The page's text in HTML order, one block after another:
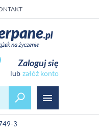
Zaloguj się
załóż konto
3